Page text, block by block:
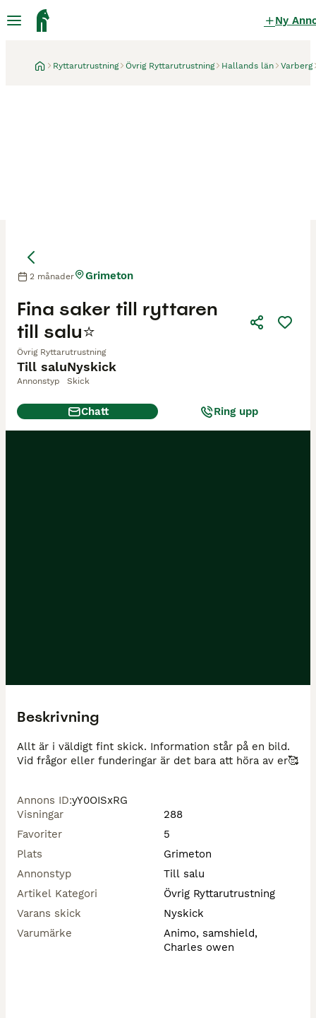
Ny
Ryttarutrustning Övrig Ryttarutrustning Hallands län Varberg
Till salu
Annonstyp
Nyskick
Skick
Fina saker till ryttaren
till salu⭐️
Övrig Ryttarutrustning
2 månader Grimeton
Chatt Ring upp
Beskrivning
Allt är i väldigt fint skick. Information står på en bild.
Vid frågor eller funderingar är det bara att höra av er🥰
Annons ID:yY0OISxRG
Visningar
288
Favoriter
5
Plats
Grimeton
Annonstyp
Till salu
Artikel Kategori
Övrig Ryttarutrustning
Varans skick
Nyskick
Varumärke
Animo, samshield,
Charles owen